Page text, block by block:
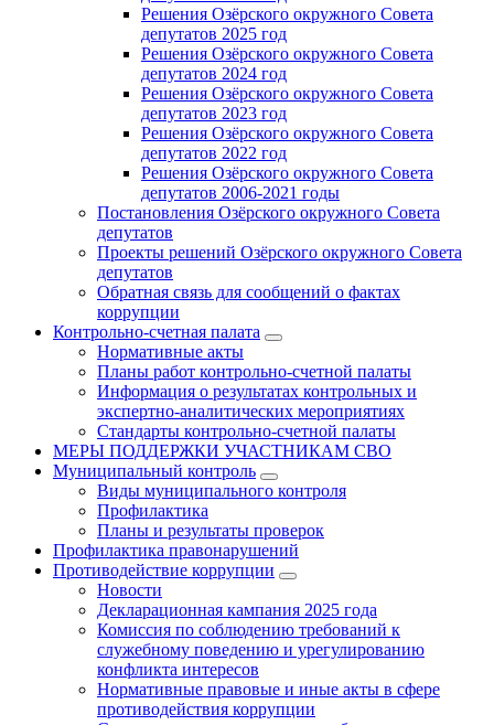
Решения Озёрского окружного Совета
депутатов 2025 год
Решения Озёрского окружного Совета
депутатов 2024 год
Решения Озёрского окружного Совета
депутатов 2023 год
Решения Озёрского окружного Совета
депутатов 2022 год
Решения Озёрского окружного Совета
депутатов 2006-2021 годы
Постановления Озёрского окружного Совета
депутатов
Проекты решений Озёрского окружного Совета
депутатов
Обратная связь для сообщений о фактах
коррупции
Контрольно-счетная палата
Нормативные акты
Планы работ контрольно-счетной палаты
Информация о результатах контрольных и
экспертно-аналитических мероприятиях
Стандарты контрольно-счетной палаты
МЕРЫ ПОДДЕРЖКИ УЧАСТНИКАМ СВО
Муниципальный контроль
Виды муниципального контроля
Профилактика
Планы и результаты проверок
Профилактика правонарушений
Противодействие коррупции
Новости
Декларационная кампания 2025 года
Комиссия по соблюдению требований к
служебному поведению и урегулированию
конфликта интересов
Нормативные правовые и иные акты в сфере
противодействия коррупции